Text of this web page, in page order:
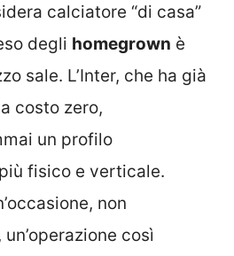
calciatore “di casa”
degli homegrown è
sale. L’Inter, che ha già
a costo zero,
un profilo
fisico e verticale.
non
un’operazione così